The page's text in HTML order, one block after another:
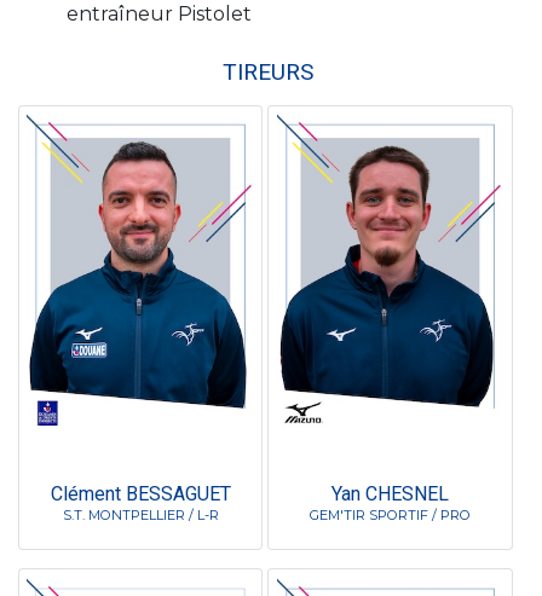
entraîneur Pistolet
TIREURS
Clément BESSAGUET
S.T. MONTPELLIER / L-R
Yan CHESNEL
GEM'TIR SPORTIF / PRO